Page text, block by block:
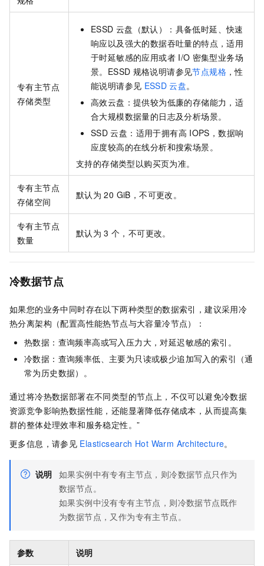
专有主节点
存储类型
ESSD 云盘（默认）：具备低时延、快速
响应以及强大的数据吞吐量的特点，适用
于时延敏感的应用或者 I/O 密集型业务场
景。ESSD 规格说明请参见节点规格 ，性
能说明请参见 ESSD 云盘。
高效云盘：提供较为低廉的存储能力，适
合大规模数据量的日志及分析场景。
SSD 云盘：适用于拥有高 IOPS，数据响
应度较高的在线分析和搜索场景。
支持的存储类型以购买页为准。
专有主节点
存储空间
默认为 20 GiB，不可更改。
专有主节点
数量
默认为 3 个，不可更改。
冷数据节点
如果您的业务中同时存在以下两种类型的数据索引，建议采用冷
热分离架构（配置高性能热节点与大容量冷节点）：
热数据：查询频率高或写入压力大，对延迟敏感的索引。
冷数据：查询频率低、主要为只读或极少追加写入的索引（通
常为历史数据）。
通过将冷热数据部署在不同类型的节点上，不仅可以避免冷数据
资源竞争影响热数据性能，还能显著降低存储成本，从而提高集
群的整体处理效率和服务稳定性。”
更多信息，请参见 Elasticsearch Hot Warm Architecture。
说明 如果实例中有专有主节点，则冷数据节点只作为
数据节点。
如果实例中没有专有主节点，则冷数据节点既作
为数据节点，又作为专有主节点。
参数 说明